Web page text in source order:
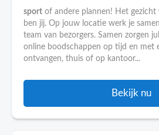
sport of andere plannen! Het
ben jij. Op jouw locatie werk je
team van bezorgers. Samen zorgen
online boodschappen op tijd en met
ontvangen, thuis of op kantoor...
Bekijk nu